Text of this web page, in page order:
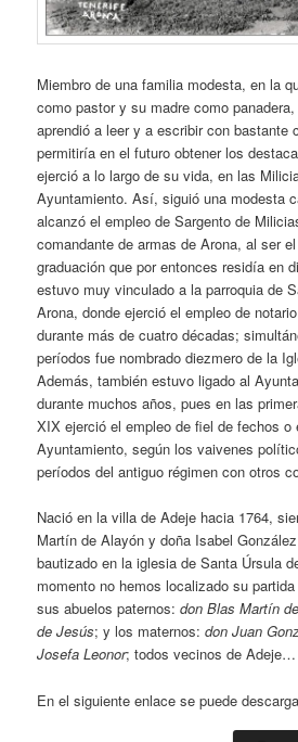
Miembro de una familia modesta, en la
como pastor y su madre como
aprendió a leer y a escribir con bastante
permitiría en el futuro obtener los
ejerció a lo largo de su vida, en las
Ayuntamiento. Así, siguió una modesta
alcanzó el empleo de Sargento de
comandante de armas de Arona, al ser
graduación que por entonces residía en
estuvo muy vinculado a la parroquia de
Arona, donde ejerció el empleo de
durante más de cuatro décadas;
períodos fue nombrado diezmero de la
Además, también estuvo ligado al
durante muchos años, pues en las
XIX ejerció el empleo de fiel de fechos o
Ayuntamiento, según los vaivenes
períodos del antiguo régimen con otros
Nació en la villa de Adeje hacia 1764,
Martín de Alayón y doña Isabel
bautizado en la iglesia de Santa Úrsula
momento no hemos localizado su
sus abuelos paternos:don Blas Martín
de Jesús; y los maternos:don Juan
Josefa Leonor; todos vecinos de Adeje…
En el siguiente enlace se puede